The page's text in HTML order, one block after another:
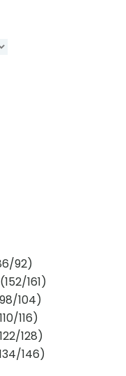
92)
161)
104)
116)
128)
146)